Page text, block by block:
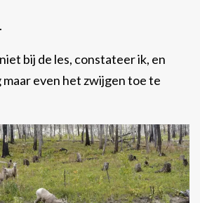
bij de les, constateer ik, en
even het zwijgen toe te